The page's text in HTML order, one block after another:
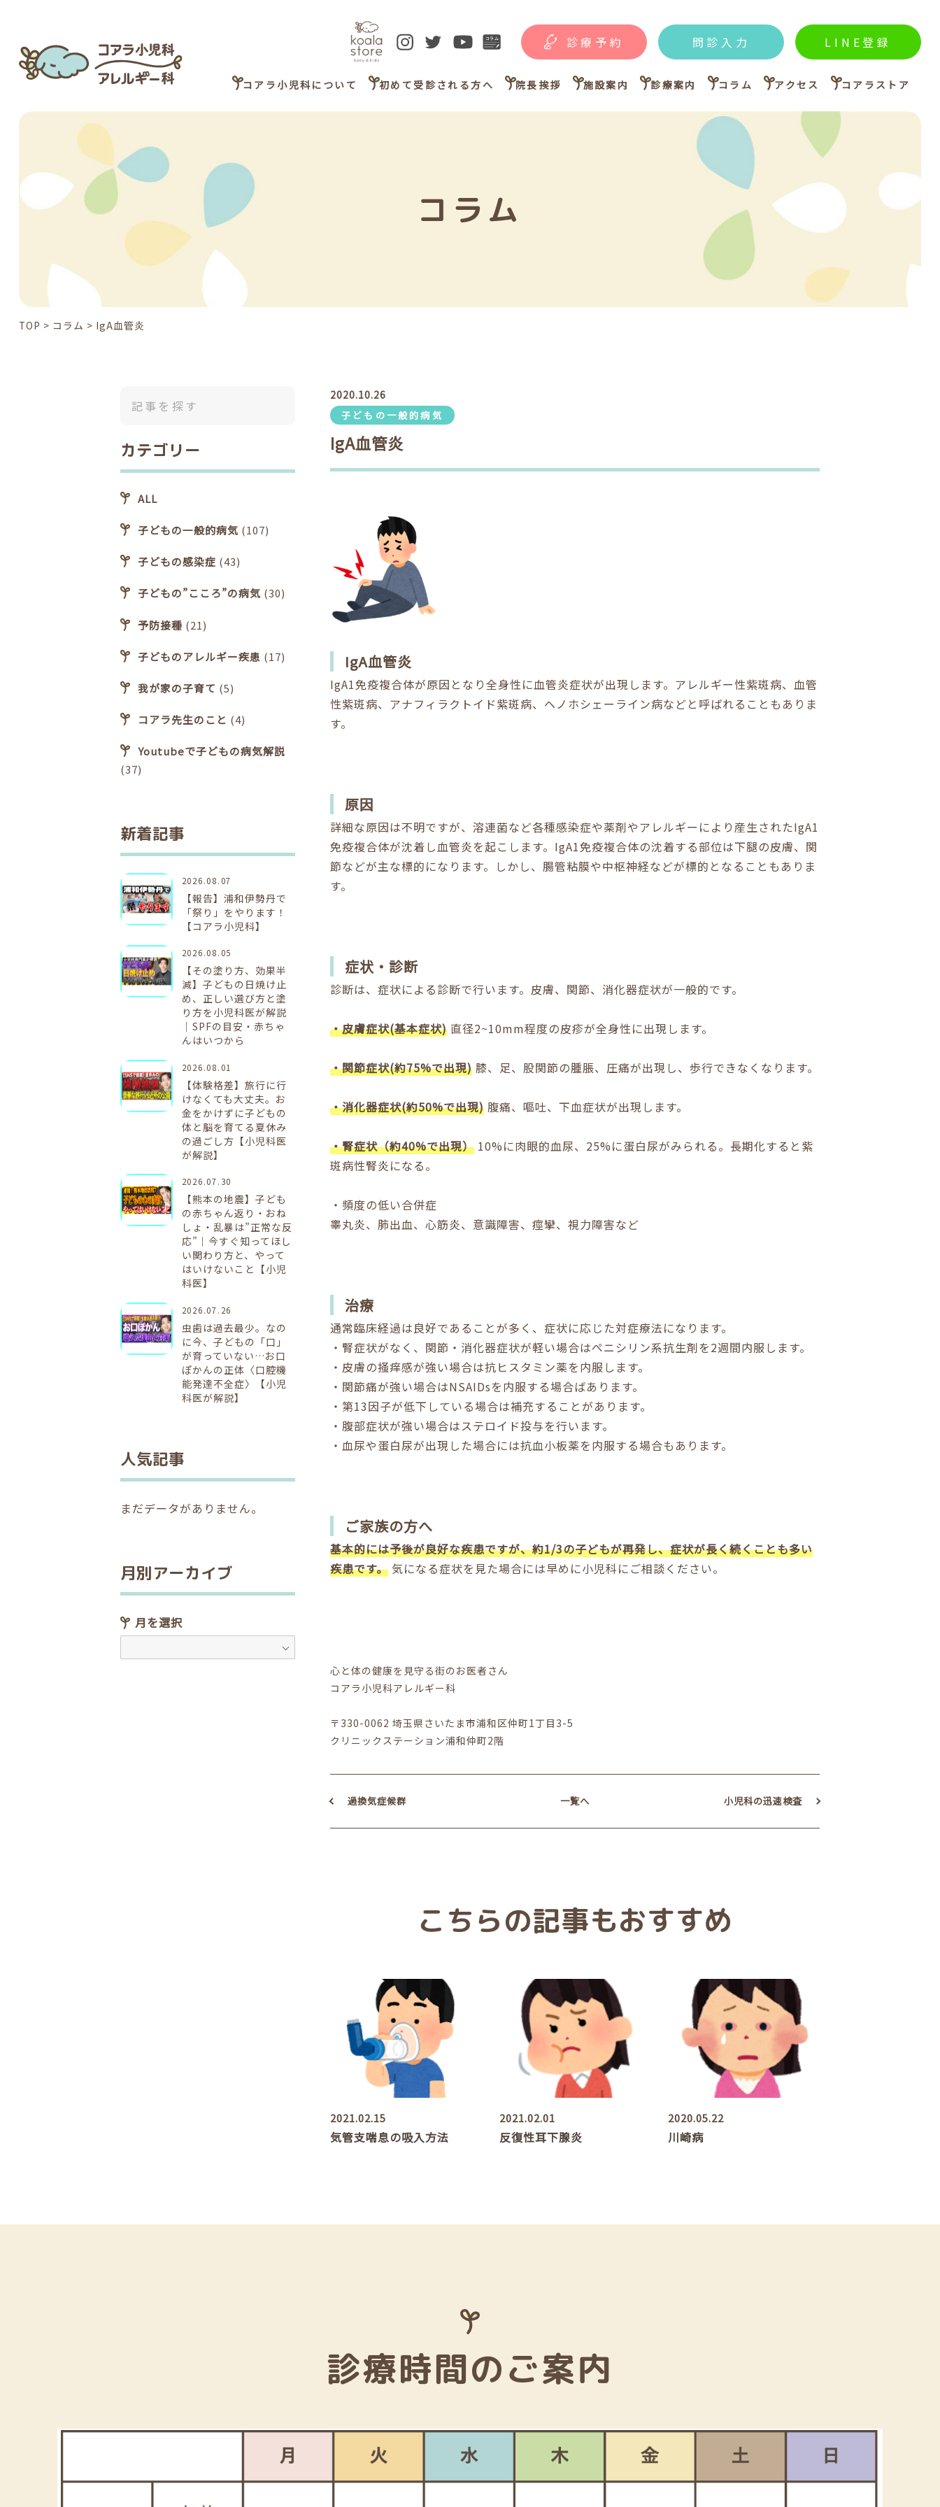
診療予約 問診入力 LINE登録
コアラ小児科について 初めて受診される方へ 院長挨拶 施設案内 診療案内 コラム アクセス コアラストア
コラム
TOP > コラム > IgA血管炎
2020.10.26
子どもの一般的病気
IgA血管炎
IgA血管炎
IgA1免疫複合体が原因となり全身性に血管炎症状が出現します。アレルギー性紫斑病、血管
性紫斑病、アナフィラクトイド紫斑病、ヘノホシェーライン病などと呼ばれることもありま
す。
原因
詳細な原因は不明ですが、溶連菌など各種感染症や薬剤やアレルギーにより産生されたIgA1
免疫複合体が沈着し血管炎を起こします。IgA1免疫複合体の沈着する部位は下腿の皮膚、関
節などが主な標的になります。しかし、腸管粘膜や中枢神経などが標的となることもありま
す。
症状・診断
診断は、症状による診断で行います。皮膚、関節、消化器症状が一般的です。
・皮膚症状(基本症状) 直径2~10mm程度の皮疹が全身性に出現します。
・関節症状(約75%で出現) 膝、足、股関節の腫脹、圧痛が出現し、歩行できなくなります。
・消化器症状(約50%で出現) 腹痛、嘔吐、下血症状が出現します。
・腎症状（約40%で出現） 10%に肉眼的血尿、25%に蛋白尿がみられる。長期化すると紫
斑病性腎炎になる。
・頻度の低い合併症
睾丸炎、肺出血、心筋炎、意識障害、痙攣、視力障害など
治療
通常臨床経過は良好であることが多く、症状に応じた対症療法になります。
・腎症状がなく、関節・消化器症状が軽い場合はペニシリン系抗生剤を2週間内服します。
・皮膚の掻痒感が強い場合は抗ヒスタミン薬を内服します。
・関節痛が強い場合はNSAIDsを内服する場合ばあります。
・第13因子が低下している場合は補充することがあります。
・腹部症状が強い場合はステロイド投与を行います。
・血尿や蛋白尿が出現した場合には抗血小板薬を内服する場合もあります。
ご家族の方へ
基本的には予後が良好な疾患ですが、約1/3の子どもが再発し、症状が長く続くことも多い
疾患です。 気になる症状を見た場合には早めに小児科にご相談ください。
心と体の健康を見守る街のお医者さん
コアラ小児科アレルギー科
〒330-0062 埼玉県さいたま市浦和区仲町1丁目3-5
クリニックステーション浦和仲町2階
過換気症候群 一覧へ 小児科の迅速検査
こちらの記事もおすすめ
2021.02.15
気管支喘息の吸入方法
2021.02.01
反復性耳下腺炎
2020.05.22
川崎病
カテゴリー
ALL
子どもの一般的病気 (107)
子どもの感染症 (43)
子どもの”こころ”の病気 (30)
予防接種 (21)
子どものアレルギー疾患 (17)
我が家の子育て (5)
コアラ先生のこと (4)
Youtubeで子どもの病気解説
(37)
新着記事
2026.08.07
【報告】浦和伊勢丹で
「祭り」をやります！
【コアラ小児科】
2026.08.05
【その塗り方、効果半
減】子どもの日焼け止
め、正しい選び方と塗
り方を小児科医が解説
｜SPFの目安・赤ちゃ
んはいつから
2026.08.01
【体験格差】旅行に行
けなくても大丈夫。お
金をかけずに子どもの
体と脳を育てる夏休み
の過ごし方【小児科医
が解説】
2026.07.30
【熊本の地震】子ども
の赤ちゃん返り・おね
しょ・乱暴は”正常な反
応”｜今すぐ知ってほし
い関わり方と、やって
はいけないこと【小児
科医】
2026.07.26
虫歯は過去最少。なの
に今、子どもの「口」
が育っていない…お口
ぽかんの正体〈口腔機
能発達不全症〉【小児
科医が解説】
人気記事
まだデータがありません。
月別アーカイブ
月を選択
診療時間のご案内